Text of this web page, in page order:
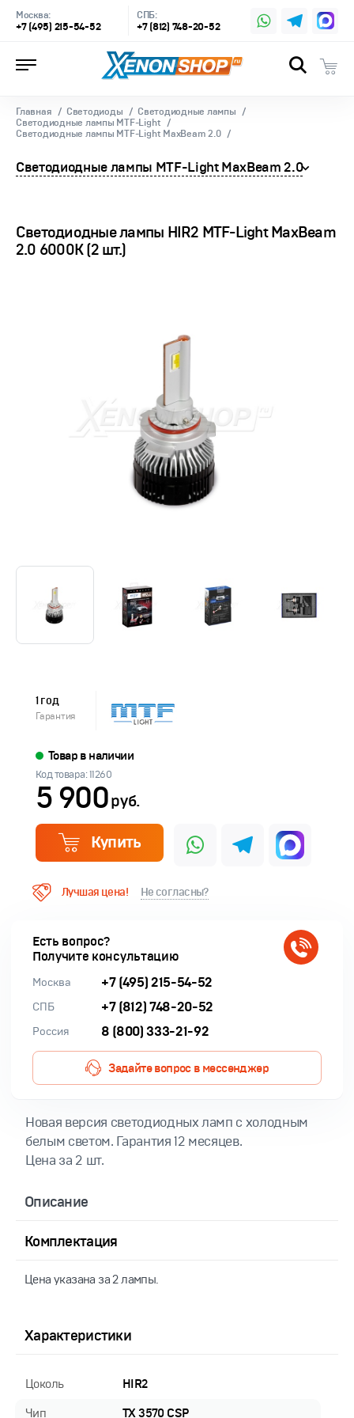
Москва:
+7 (495) 215-54-52
СПБ:
+7 (812) 748-20-52
Главная Светодиоды
Светодиодные лампы
Светодиодные лампы MTF-Light
Светодиодные лампы MTF-Light MaxBeam 2.0
Светодиодные лампы MTF-Light MaxBeam 2.0
Светодиодные лампы HIR2 MTF-Light MaxBeam
2.0 6000К (2 шт.)
Гарантия
1 год
Товар в наличии
Код товара: 11260
5 900руб.
Купить
Лучшая цена! Не согласны?
Есть вопрос?
Получите консультацию
Москва +7 (495) 215-54-52
СПБ +7 (812) 748-20-52
Россия 8 (800) 333-21-92
Задайте вопрос в мессенджер
Новая версия светодиодных ламп с холодным
белым светом. Гарантия 12 месяцев.
Цена за 2 шт.
Описание
Комплектация
Цена указана за 2 лампы.
Характеристики
Цоколь HIR2
Чип TX 3570 CSP